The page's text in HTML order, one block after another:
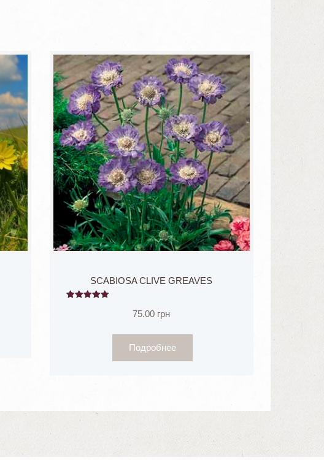
SCABIOSA CLIVE GREAVES
75.00 грн
Подробнее